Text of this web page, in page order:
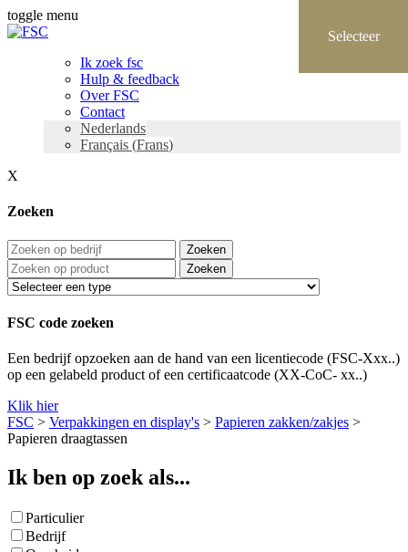
toggle menu
Ik zoek fsc
Hulp & feedback
Over FSC
Contact
Nederlands
Français (Frans)
X
Zoeken
Zoeken
Zoeken
FSC code zoeken
Een bedrijf opzoeken aan de hand van een licentiecode (FSC-Xxx..)
op een gelabeld product of een certificaatcode (XX-CoC- xx..)
Klik hier
FSC > Verpakkingen en display's > Papieren zakken/zakjes >
Papieren draagtassen
Ik ben op zoek als...
Particulier
Bedrijf